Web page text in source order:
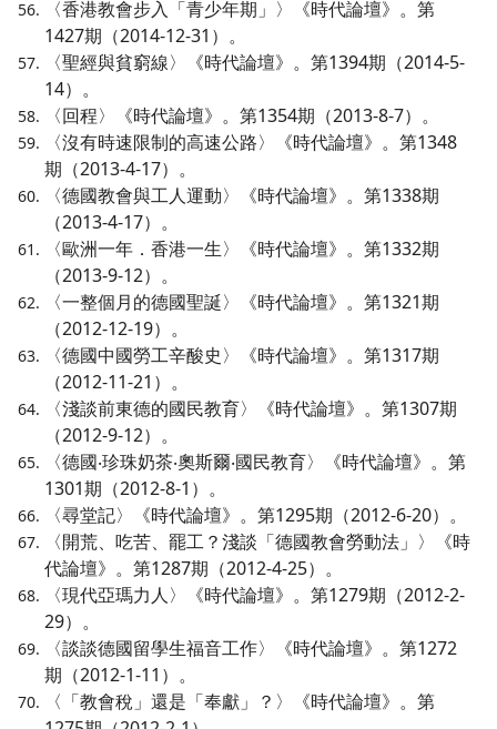
〈香港教會步入「青少年期」〉《時代論壇》。第
1427期（2014-12-31）。
〈聖經與貧窮線〉《時代論壇》。第1394期（2014-5-
14）。
〈回程〉《時代論壇》。第1354期（2013-8-7）。
〈沒有時速限制的高速公路〉《時代論壇》。第1348
期（2013-4-17）。
〈德國教會與工人運動〉《時代論壇》。第1338期
（2013-4-17）。
〈歐洲一年．香港一生〉《時代論壇》。第1332期
（2013-9-12）。
〈一整個月的德國聖誕〉《時代論壇》。第1321期
（2012-12-19）。
〈德國中國勞工辛酸史〉《時代論壇》。第1317期
（2012-11-21）。
〈淺談前東德的國民教育〉《時代論壇》。第1307期
（2012-9-12）。
〈德國‧珍珠奶茶‧奧斯爾‧國民教育〉《時代論壇》。第
1301期（2012-8-1）。
〈尋堂記〉《時代論壇》。第1295期（2012-6-20）。
〈開荒、吃苦、罷工？淺談「德國教會勞動法」〉《時
代論壇》。第1287期（2012-4-25）。
〈現代亞瑪力人〉《時代論壇》。第1279期（2012-2-
29）。
〈談談德國留學生福音工作〉《時代論壇》。第1272
期（2012-1-11）。
〈「教會稅」還是「奉獻」？〉《時代論壇》。第